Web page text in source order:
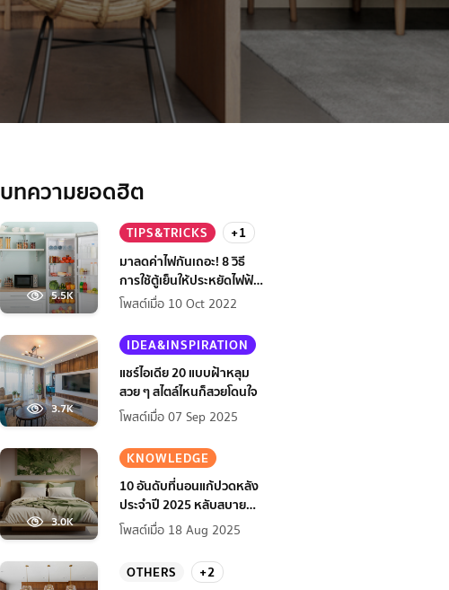
บทความยอดฮิต
5.5K
TIPS&TRICKS
+1
มาลดค่าไฟกันเถอะ! 8 วิธี
การใช้ตู้เย็นให้ประหยัดไฟฟ้า
กว่าเดิม
โพสต์เมื่อ 10 Oct 2022
3.7K
IDEA&INSPIRATION
แชร์ไอเดีย 20 แบบฝ้าหลุม
สวย ๆ สไตล์ไหนก็สวยโดนใจ
โพสต์เมื่อ 07 Sep 2025
3.0K
KNOWLEDGE
10 อันดับที่นอนแก้ปวดหลัง
ประจำปี 2025 หลับสบาย
สุขภาพดียิ่งกว่าเดิม
โพสต์เมื่อ 18 Aug 2025
OTHERS
+2